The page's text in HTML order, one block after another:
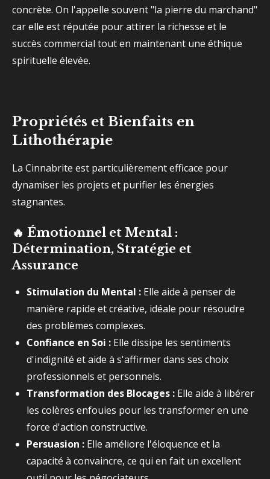
concrète. On l'appelle souvent "la pierre du marchand"
car elle est réputée pour attirer la richesse et le
succès commercial tout en maintenant une éthique
spirituelle élevée.
Propriétés et Bienfaits en
Lithothérapie
La Cinnabrite est particulièrement efficace pour
dynamiser les projets et purifier les énergies
stagnantes.
🔥 Émotionnel et Mental :
Détermination, Stratégie et
Assurance
Stimulation du Mental : Elle aide à penser de
manière rapide et créative, idéale pour résoudre
des problèmes complexes.
Confiance en Soi : Elle dissipe les sentiments
d'indignité et aide à s'affirmer dans ses choix
professionnels et personnels.
Transformation des Blocages : Elle aide à libérer
les colères enfouies pour les transformer en une
force d'action constructive.
Persuasion : Elle améliore l'éloquence et la
capacité à convaincre, ce qui en fait un excellent